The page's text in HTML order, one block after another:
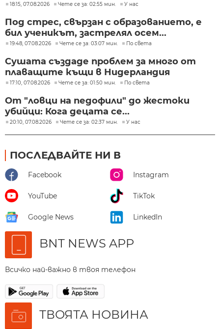
18:15, 07.08.2026 Чете се за: 02:55 мин. У нас
Под стрес, свързан с образованието, е
бил ученикът, застрелял осем...
19:48, 07.08.2026 Чете се за: 03:07 мин. По света
Сушата създаде проблем за много от
плаващите къщи в Нидерландия
17:10, 07.08.2026 Чете се за: 01:50 мин. По света
От "ловци на педофили" до жестоки
убийци: Кога децата се...
20:10, 07.08.2026 Чете се за: 02:37 мин. У нас
ПОСЛЕДВАЙТЕ НИ В
Facebook Instagram
YouTube TikTok
Google News LinkedIn
BNT NEWS APP
Всичко най-важно в твоя телефон
ТВОЯТА НОВИНА